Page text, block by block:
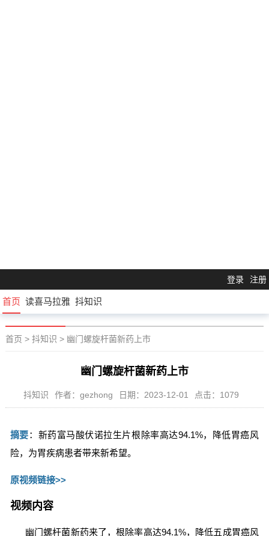
登录 注册
首页 读喜马拉雅 抖知识
首页 > 抖知识 > 幽门螺旋杆菌新药上市
幽门螺旋杆菌新药上市
抖知识 作者：gezhong 日期：2023-12-01 点击：1079
摘要：新药富马酸伏诺拉生片根除率高达94.1%，降低胃癌风
险，为胃疾病患者带来新希望。
原视频链接>>
视频内容
幽门螺杆菌新药来了，根除率高达94.1%，降低五成胃癌风